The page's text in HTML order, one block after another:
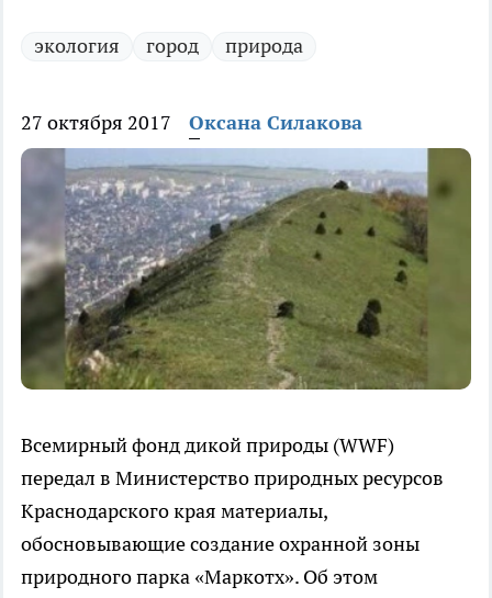
экология город природа
27 октября 2017 Оксана Силакова
Всемирный фонд дикой природы (WWF)
передал в Министерство природных ресурсов
Краснодарского края материалы,
обосновывающие создание охранной зоны
природного парка «Маркотх». Об этом